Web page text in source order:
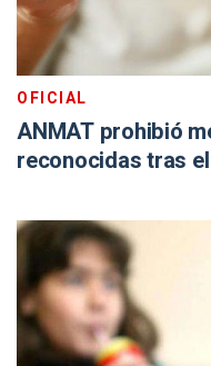
OFICIAL
ANMAT prohibió
reconocidas tras